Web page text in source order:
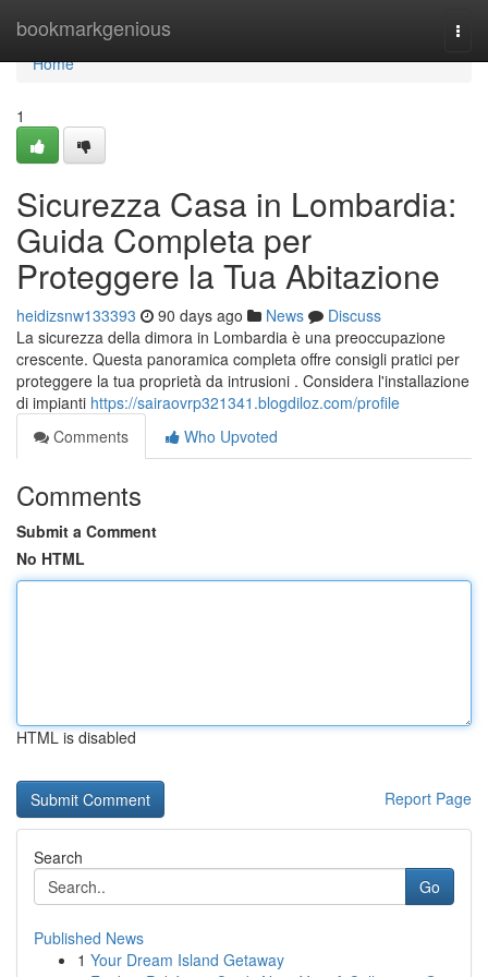
bookmarkgenious
Home
Home
1
Sicurezza Casa in Lombardia:
Guida Completa per
Proteggere la Tua Abitazione
heidizsnw133393 90 days ago News
Discuss
La sicurezza della dimora in Lombardia è una preoccupazione
crescente. Questa panoramica completa offre consigli pratici per
proteggere la tua proprietà da intrusioni . Considera l'installazione
di impianti https://sairaovrp321341.blogdiloz.com/profile
Comments
Who Upvoted
Comments
Submit a Comment
No HTML
HTML is disabled
Report Page
Search
Go
Published News
1 Your Dream Island Getaway